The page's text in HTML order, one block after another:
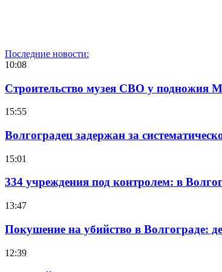
Последние новости:
10:08
Строительство музея СВО у подножия
15:55
Волгоградец задержан за
15:01
334 учреждения под контролем: в
13:47
Покушение на убийство в Волгограде:
12:39